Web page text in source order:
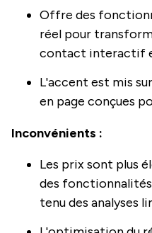
Offre des
réel pour
contact interactif
L'accent est mis
en page conçues
Inconvénients :
Les prix sont plus
des
tenu des analyses